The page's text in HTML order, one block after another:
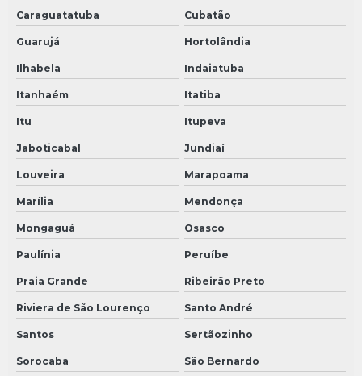
Caraguatatuba Cubatão
Guarujá Hortolândia
Ilhabela Indaiatuba
Itanhaém Itatiba
Itu Itupeva
Jaboticabal Jundiaí
Louveira Marapoama
Marília Mendonça
Mongaguá Osasco
Paulínia Peruíbe
Praia Grande Ribeirão Preto
Riviera de São Lourenço Santo André
Santos Sertãozinho
Sorocaba São Bernardo